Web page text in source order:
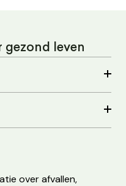
gezond leven
over afvallen,